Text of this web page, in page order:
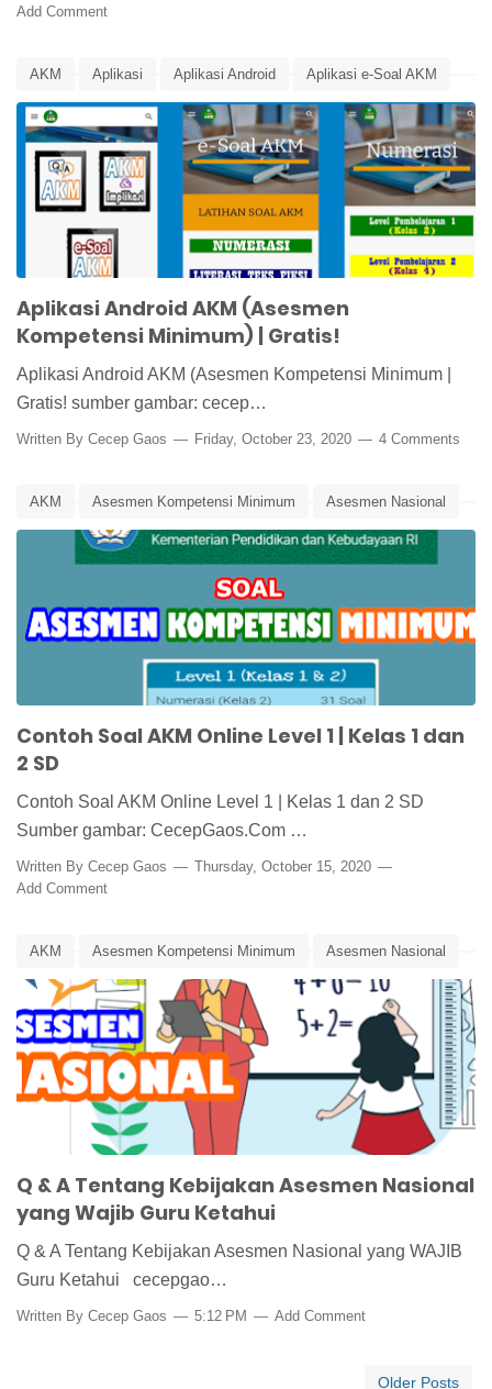
Add Comment
AKM Aplikasi Aplikasi Android Aplikasi e-Soal AKM
Asesmen Kompetensi Minimum Asesmen Nasional
Edunews Pusat Asesmen dan Pembelajaran
Aplikasi Android AKM (Asesmen
Kompetensi Minimum) | Gratis!
Aplikasi Android AKM (Asesmen Kompetensi Minimum |
Gratis! sumber gambar: cecep…
Written By Cecep Gaos Friday, October 23, 2020 4 Comments
AKM Asesmen Kompetensi Minimum Asesmen Nasional
Latihan Soal Latihan Soal AKM Media Pembelajaran
Pusat Asesmen dan Pembelajaran
Contoh Soal AKM Online Level 1 | Kelas 1 dan
2 SD
Contoh Soal AKM Online Level 1 | Kelas 1 dan 2 SD
Sumber gambar: CecepGaos.Com …
Written By Cecep Gaos
Thursday, October 15, 2020
Add Comment
AKM Asesmen Kompetensi Minimum Asesmen Nasional
Edunews Kemendikbud Pusat Asesmen dan Pembelajaran
Survei Karakter Survei Lingkungan Belajar
Q & A Tentang Kebijakan Asesmen Nasional
yang Wajib Guru Ketahui
Q & A Tentang Kebijakan Asesmen Nasional yang WAJIB
Guru Ketahui cecepgao…
Written By Cecep Gaos 5:12 PM Add Comment
Older Posts